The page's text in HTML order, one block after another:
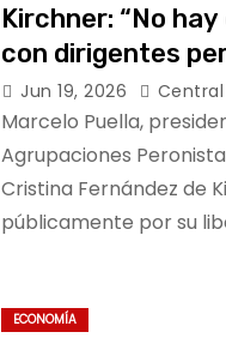
Kirchner: “No
con dirigentes
Jun 19, 2026 Central
Marcelo Puella,
Agrupaciones
Cristina Fernández de
públicamente por su
ECONOMÍA